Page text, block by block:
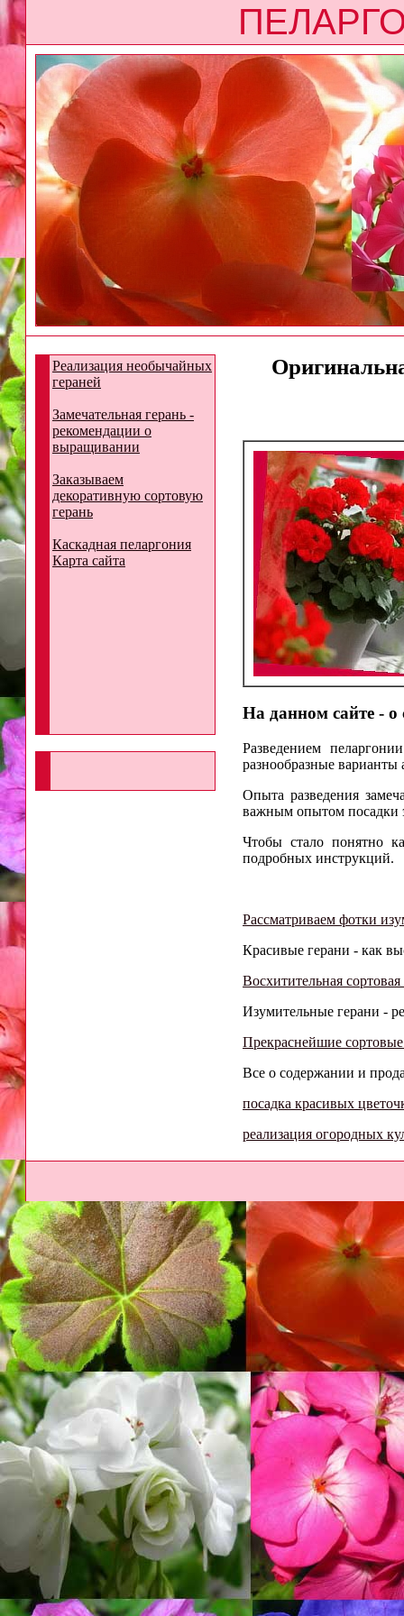
Реализация необычайных
гераней
Замечательная герань -
рекомендации о
выращивании
Заказываем
декоративную сортовую
герань
Каскадная пеларгония
Карта сайта
На данном сайте - о
Разведением
разнообразные варианты
Опыта разведения
важным опытом посадки
Чтобы стало понятно
подробных инструкций.
Рассматриваем фотки
Красивые герани - как
Восхитительная
Изумительные герани -
Прекраснейшие
Все о содержании и
посадка красивых
реализация огородных